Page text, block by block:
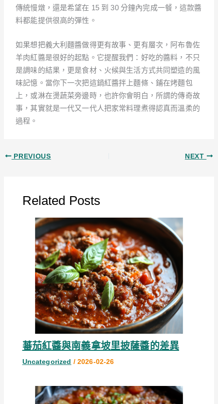
傳統慢燉，還是希望在 15 到 30 分鐘內完成一餐，這款醬
料都能提供很高的彈性。
如果想把義大利麵醬做得更有故事、更有層次，阿布魯佐
羊肉紅醬是很好的起點。它提醒我們：好吃的醬料，不只
是調味的結果，更是食材、火候與生活方式共同塑造的風
味記憶。當你下一次把這鍋紅醬拌上麵條、鋪在烤麵包
上，或淋在燙蔬菜旁邊時，也許你會明白，所謂的傳奇故
事，其實就是一代又一代人把家常料理煮得認真而溫柔的
過程。
PREVIOUS NEXT
Related Posts
蕃茄紅醬與南義拿坡里披薩醬的差異
Uncategorized / 2026-02-26